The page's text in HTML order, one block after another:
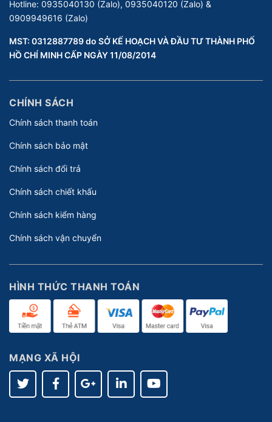
Hotline: 0935040130 (Zalo), 0935040120 (Zalo) &
0909949616 (Zalo)
MST: 0312887789 do SỞ KẾ HOẠCH VÀ ĐẦU TƯ THÀNH PHỐ
HỒ CHÍ MINH CẤP NGÀY 11/08/2014
CHÍNH SÁCH
Chính sách thanh toán
Chính sách bảo mật
Chính sách đổi trả
Chính sách chiết khấu
Chính sách kiểm hàng
Chính sách vận chuyển
HÌNH THỨC THANH TOÁN
MẠNG XÃ HỘI